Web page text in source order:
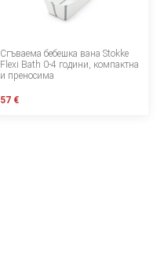
Сгъваема бебешка вана Stokke
Flexi Bath 0-4 години, компактна
и преносима
57 €